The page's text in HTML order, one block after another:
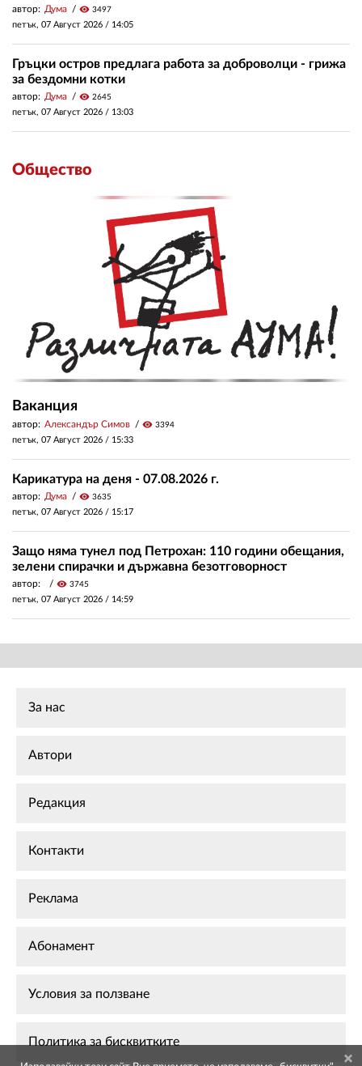
автор: Дума visibility 3497
петък, 07 Август 2026 / 14:05
Гръцки остров предлага работа за доброволци - грижа
за бездомни котки
автор: Дума visibility 2645
петък, 07 Август 2026 / 13:03
Общество
Ваканция
автор: Александър Симов visibility 3394
петък, 07 Август 2026 / 15:33
Карикатура на деня - 07.08.2026 г.
автор: Дума visibility 3635
петък, 07 Август 2026 / 15:17
Защо няма тунел под Петрохан: 110 години обещания,
зелени спирачки и държавна безотговорност
автор: visibility 3745
петък, 07 Август 2026 / 14:59
За нас
Автори
Редакция
Контакти
Реклама
Абонамент
Условия за ползване
Политика за бисквитките